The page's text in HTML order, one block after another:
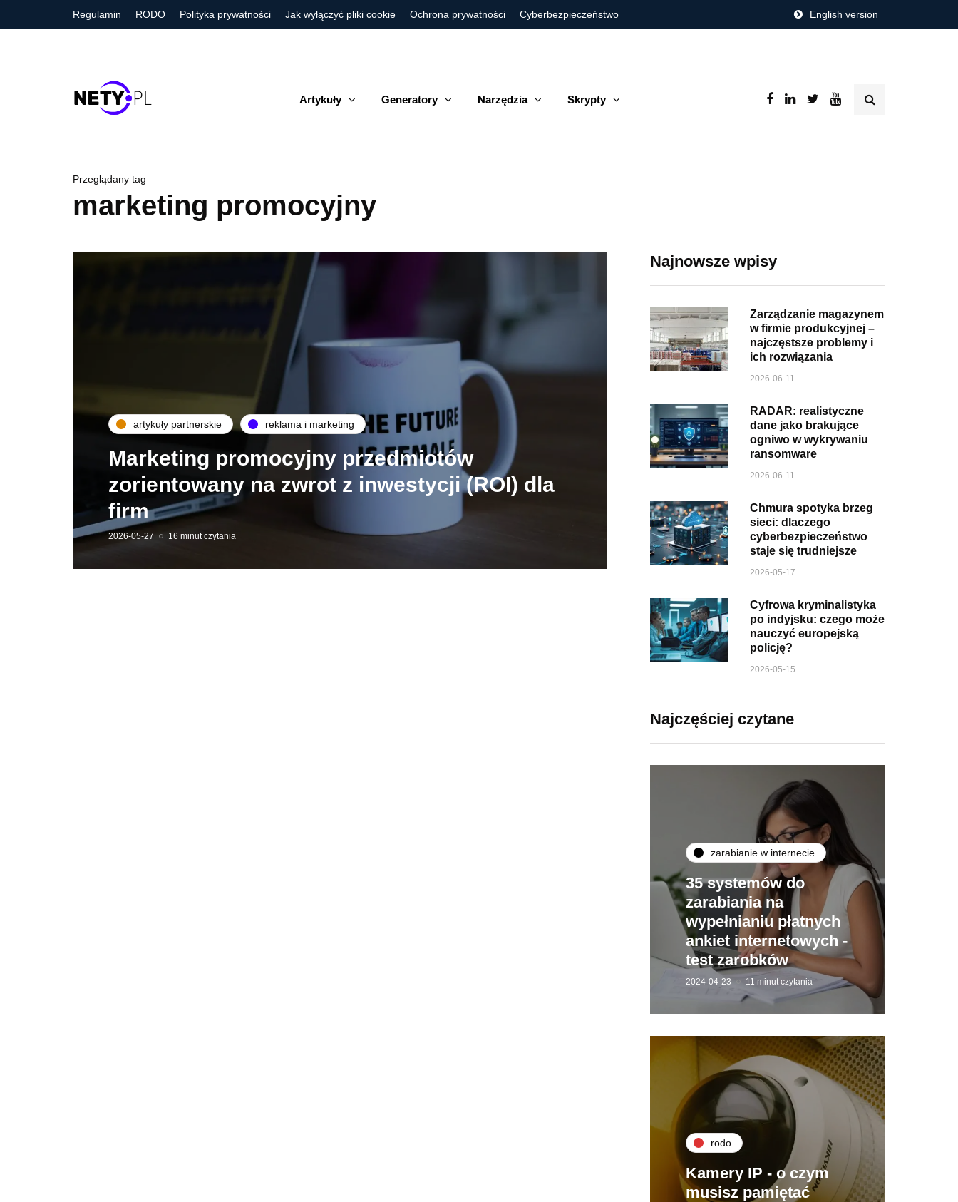
Regulamin RODO Polityka prywatności Jak wyłączyć pliki cookie Ochrona prywatności Cyberbezpieczeństwo English version
Artykuły Generatory Narzędzia Skrypty
Przeglądany tag
marketing promocyjny
artykuły partnerskie reklama i marketing
Marketing promocyjny przedmiotów
zorientowany na zwrot z inwestycji (ROI) dla
firm
2026-05-27 16 minut czytania
Najnowsze wpisy
Zarządzanie magazynem
w firmie produkcyjnej –
najczęstsze problemy i
ich rozwiązania
2026-06-11
RADAR: realistyczne
dane jako brakujące
ogniwo w wykrywaniu
ransomware
2026-06-11
Chmura spotyka brzeg
sieci: dlaczego
cyberbezpieczeństwo
staje się trudniejsze
2026-05-17
Cyfrowa kryminalistyka
po indyjsku: czego może
nauczyć europejską
policję?
2026-05-15
Najczęściej czytane
zarabianie w internecie
35 systemów do
zarabiania na
wypełnianiu płatnych
ankiet internetowych -
test zarobków
2024-04-23 11 minut czytania
rodo
Kamery IP - o czym
musisz pamiętać